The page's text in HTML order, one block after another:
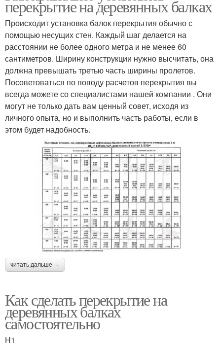
перекрытие на деревянных балках
Происходит установка балок перекрытия обычно с
помощью несущих стен. Каждый шаг делается на
расстоянии не более одного метра и не менее 60
сантиметров. Ширину конструкции нужно высчитать, она
должна превышать третью часть ширины пролетов.
Посоветоваться по поводу расчетов перекрытия вы
всегда можете со специалистами нашей компании . Они
могут не только дать вам ценный совет, исходя из
личного опыта, но и выполнить часть работы, если в
этом будет надобность.
читать дальше →
Как сделать перекрытие на
деревянных балках
самостоятельно
H1